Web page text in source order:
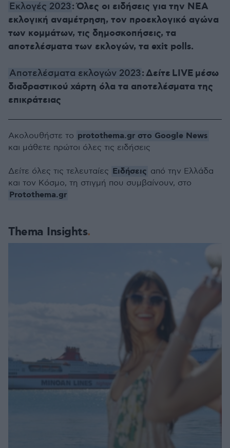
Εκλογές 2023: Όλες οι ειδήσεις για την ΝΕΑ
εκλογική αναμέτρηση, τον προεκλογικό αγώνα
των κομμάτων, τις δημοσκοπήσεις, τα
αποτελέσματα των εκλογών, τα exit polls.
Αποτελέσματα εκλογών 2023: Δείτε LIVE μέσω
διαδραστικού χάρτη όλα τα αποτελέσματα της
επικράτειας
Thema Insights
Ακολουθήστε το protothema.gr στο Google News
και μάθετε πρώτοι όλες τις ειδήσεις
Δείτε όλες τις τελευταίες Ειδήσεις από την Ελλάδα
και τον Κόσμο, τη στιγμή που συμβαίνουν, στο
Protothema.gr